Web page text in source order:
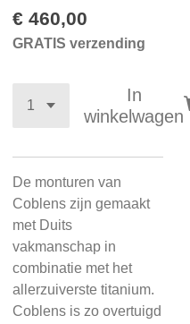
€ 460,00
GRATIS verzending
In
winkelwagen
De monturen van
Coblens zijn gemaakt
met Duits
vakmanschap in
combinatie met het
allerzuiverste titanium.
Coblens is zo overtuigd